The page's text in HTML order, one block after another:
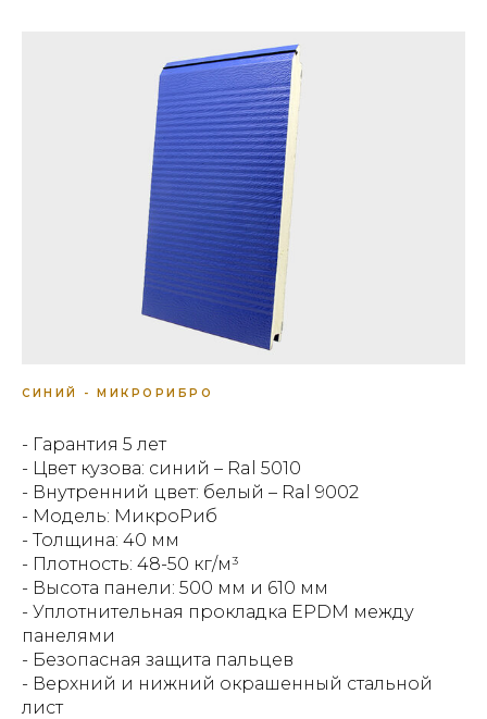
СИНИЙ - МИКРОРИБРО
- Гарантия 5 лет
- Цвет кузова: синий – Ral 5010
- Внутренний цвет: белый – Ral 9002
- Модель: МикроРиб
- Толщина: 40 мм
- Плотность: 48-50 кг/м³
- Высота панели: 500 мм и 610 мм
- Уплотнительная прокладка EPDM между
панелями
- Безопасная защита пальцев
- Верхний и нижний окрашенный стальной
лист